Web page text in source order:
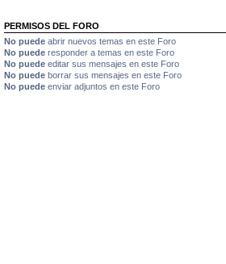
PERMISOS DEL FORO
No puede abrir nuevos temas en este Foro
No puede responder a temas en este Foro
No puede editar sus mensajes en este Foro
No puede borrar sus mensajes en este Foro
No puede enviar adjuntos en este Foro